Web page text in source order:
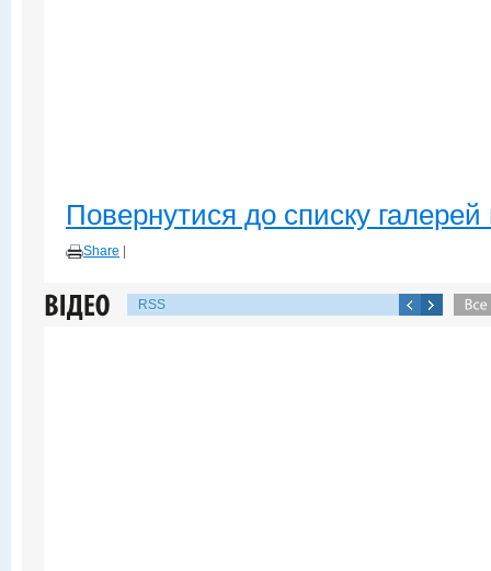
Повернутися до списку галерей
Share
RSS